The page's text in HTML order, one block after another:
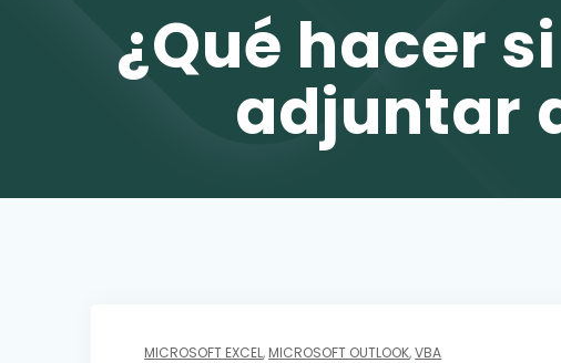
¿Qué hacer
adjuntar
MICROSOFT EXCEL, MICROSOFT OUTLOOK,VBA